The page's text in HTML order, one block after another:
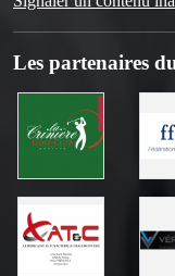
Les partenaires